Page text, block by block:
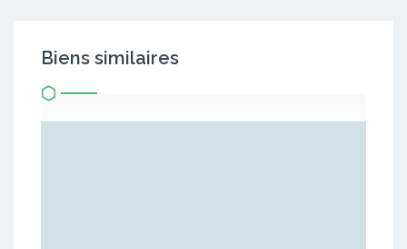
Biens similaires